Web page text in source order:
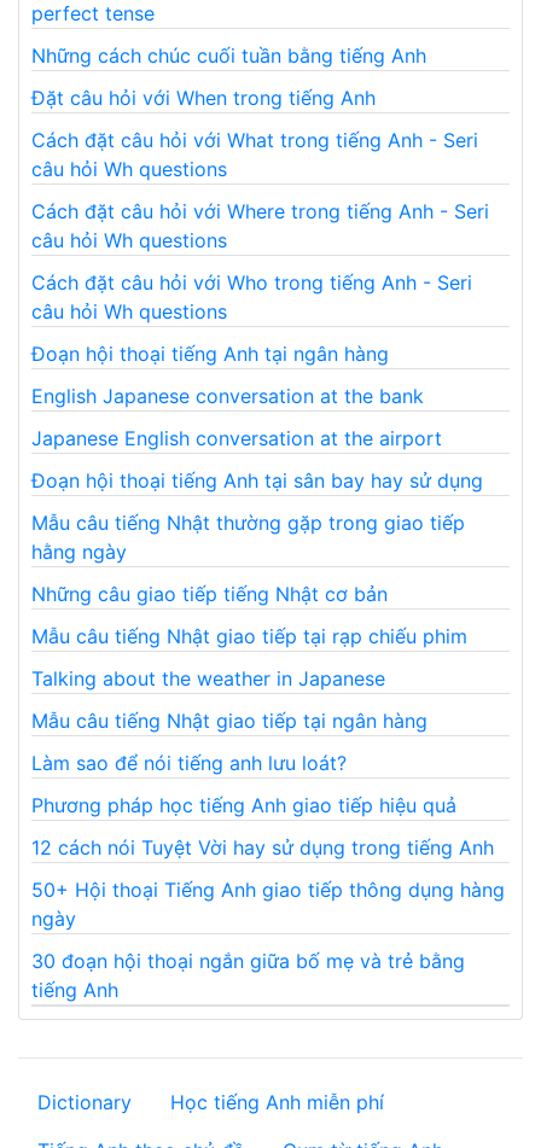
perfect tense
Những cách chúc cuối tuần bằng tiếng Anh
Đặt câu hỏi với When trong tiếng Anh
Cách đặt câu hỏi với What trong tiếng Anh - Seri
câu hỏi Wh questions
Cách đặt câu hỏi với Where trong tiếng Anh - Seri
câu hỏi Wh questions
Cách đặt câu hỏi với Who trong tiếng Anh - Seri
câu hỏi Wh questions
Đoạn hội thoại tiếng Anh tại ngân hàng
English Japanese conversation at the bank
Japanese English conversation at the airport
Đoạn hội thoại tiếng Anh tại sân bay hay sử dụng
Mẫu câu tiếng Nhật thường gặp trong giao tiếp
hằng ngày
Những câu giao tiếp tiếng Nhật cơ bản
Mẫu câu tiếng Nhật giao tiếp tại rạp chiếu phim
Talking about the weather in Japanese
Mẫu câu tiếng Nhật giao tiếp tại ngân hàng
Làm sao để nói tiếng anh lưu loát?
Phương pháp học tiếng Anh giao tiếp hiệu quả
12 cách nói Tuyệt Vời hay sử dụng trong tiếng Anh
50+ Hội thoại Tiếng Anh giao tiếp thông dụng hàng
ngày
30 đoạn hội thoại ngắn giữa bố mẹ và trẻ bằng
tiếng Anh
Dictionary
Học tiếng Anh miễn phí